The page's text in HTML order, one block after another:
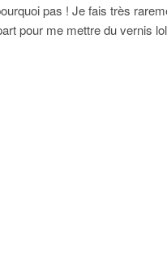
pas ! Je fais très
pour me mettre du vernis